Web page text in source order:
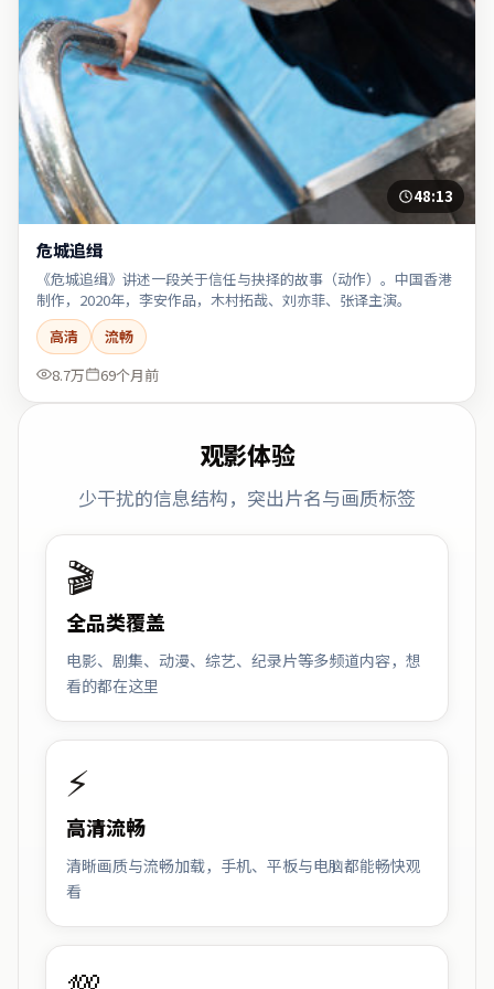
48:13
危城追缉
《危城追缉》讲述一段关于信任与抉择的故事（动作）。中国香港
制作，2020年，李安作品，木村拓哉、刘亦菲、张译主演。
高清
流畅
8.7万
69个月前
观影体验
少干扰的信息结构，突出片名与画质标签
🎬
全品类覆盖
电影、剧集、动漫、综艺、纪录片等多频道内容，想
看的都在这里
⚡
高清流畅
清晰画质与流畅加载，手机、平板与电脑都能畅快观
看